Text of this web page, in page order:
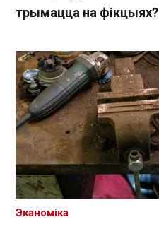
трымацца на фікцыях?
Эканоміка